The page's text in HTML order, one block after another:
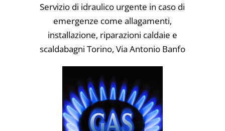
Servizio di idraulico urgente in caso di
emergenze come allagamenti,
installazione, riparazioni caldaie e
scaldabagni Torino, Via Antonio Banfo